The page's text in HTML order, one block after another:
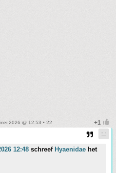
2026 @ 12:53 • 22
12:48 schreef Hyaenidae het